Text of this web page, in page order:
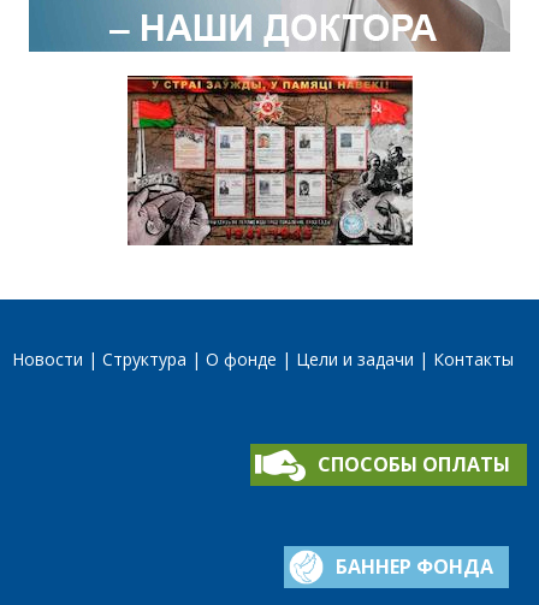
Новости Структура О фонде Цели и задачи Контакты
СПОСОБЫ ОПЛАТЫ
БАННЕР ФОНДА